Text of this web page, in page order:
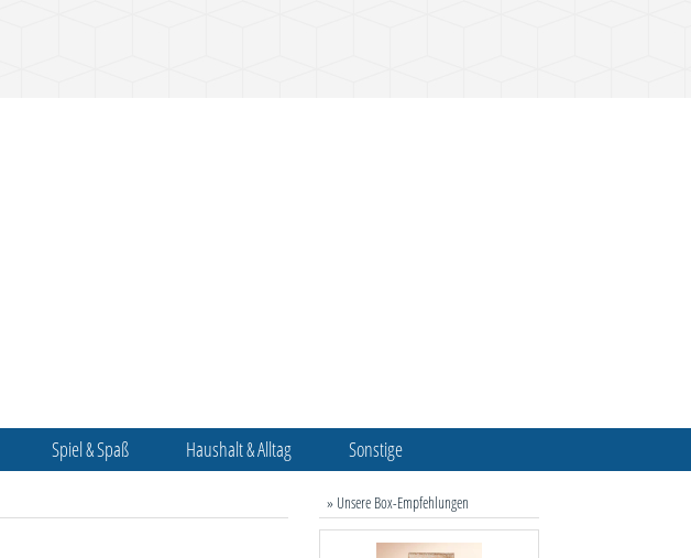
Spiel & Spaß Haushalt & Alltag Sonstige
» Unsere Box-Empfehlungen